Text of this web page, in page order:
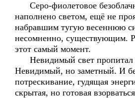
Серо-фиолетовое
наполнено светом, ещё не
набравшим тугую весеннюю
несомненно, существующим.
этот самый момент.
Невидимый свет пропитал
Невидимый, но заметный. И
потрескивание, гудящая
скрытая, но готовая